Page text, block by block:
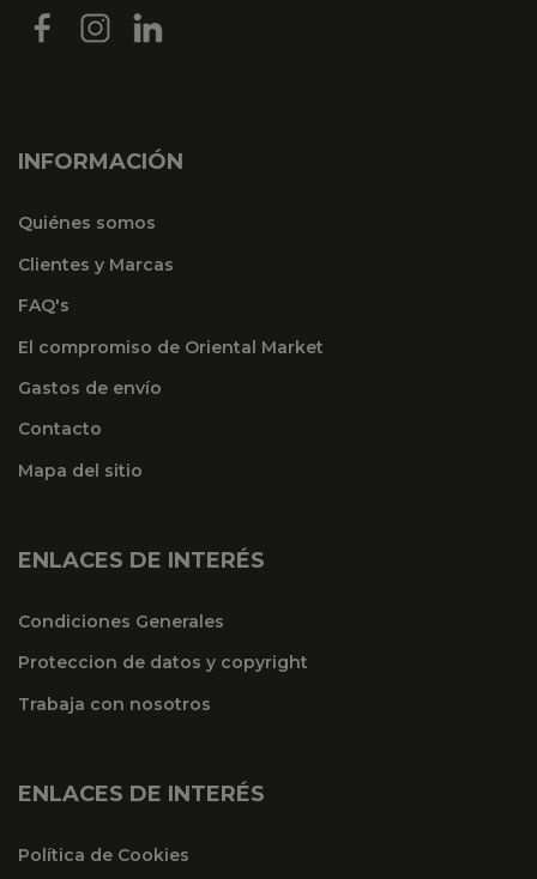
INFORMACIÓN
Quiénes somos
Clientes y Marcas
FAQ's
El compromiso de Oriental Market
Gastos de envío
Contacto
Mapa del sitio
ENLACES DE INTERÉS
Condiciones Generales
Proteccion de datos y copyright
Trabaja con nosotros
ENLACES DE INTERÉS
Política de Cookies